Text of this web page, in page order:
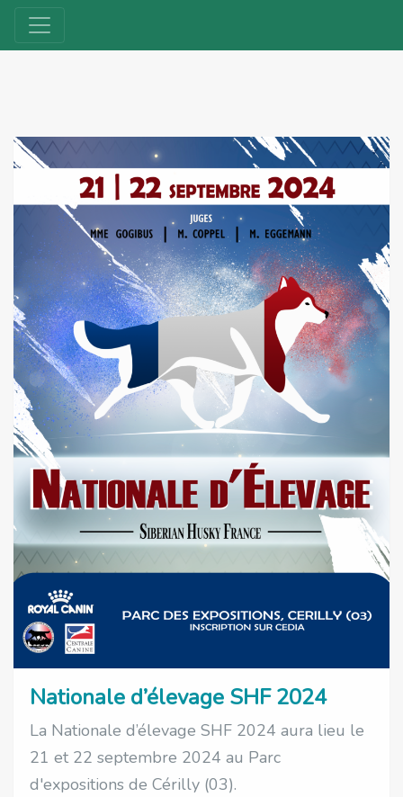
Nationale d’élevage SHF 2024
La Nationale d’élevage SHF 2024 aura lieu le
21 et 22 septembre 2024 au Parc
d'expositions de Cérilly (03).